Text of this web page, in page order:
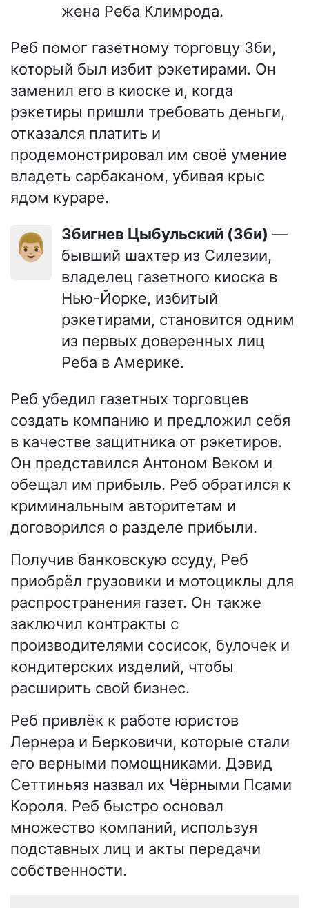
жена Реба Климрода.
Реб помог газетному торговцу Зби,
который был избит рэкетирами. Он
заменил его в киоске и, когда
рэкетиры пришли требовать деньги,
отказался платить и
продемонстрировал им своё умение
владеть сарбаканом, убивая крыс
ядом кураре.
👨🏼 Збигнев Цыбульский (Зби) —
бывший шахтер из Силезии,
владелец газетного киоска в
Нью-Йорке, избитый
рэкетирами, становится одним
из первых доверенных лиц
Реба в Америке.
Реб убедил газетных торговцев
создать компанию и предложил себя
в качестве защитника от рэкетиров.
Он представился Антоном Веком и
обещал им прибыль. Реб обратился к
криминальным авторитетам и
договорился о разделе прибыли.
Получив банковскую ссуду, Реб
приобрёл грузовики и мотоциклы для
распространения газет. Он также
заключил контракты с
производителями сосисок, булочек и
кондитерских изделий, чтобы
расширить свой бизнес.
Реб привлёк к работе юристов
Лернера и Берковичи, которые стали
его верными помощниками. Дэвид
Сеттиньяз назвал их Чёрными Псами
Короля. Реб быстро основал
множество компаний, используя
подставных лиц и акты передачи
собственности.